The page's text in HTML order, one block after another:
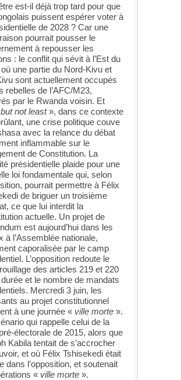
est-il déjà trop tard pour que
puissent espérer voter à
de 2028 ? Car une
pourrait pousser le
à repousser les
: le conflit qui sévit à l’Est du
une partie du Nord-Kivu et
sont actuellement occupés
rebelles de l’AFC/M23,
par le Rwanda voisin. Et
not least», dans ce contexte
une crise politique couve
avec la relance du débat
inflammable sur le
de Constitution. La
présidentielle plaide pour une
loi fondamentale qui, selon
pourrait permettre à Félix
de briguer un troisième
ce que lui interdit la
actuelle. Un projet de
est aujourd’hui dans les
à l’Assemblée nationale,
caporalisée par le camp
L’opposition redoute le
des articles 219 et 220
et le nombre de mandats
Mercredi 3 juin, les
au projet constitutionnel
à une journée « ville morte ».
qui rappelle celui de la
électorale de 2015, alors que
Kabila tentait de s’accrocher
et où Félix Tshisekedi était
dans l’opposition, et soutenait
« ville morte ».